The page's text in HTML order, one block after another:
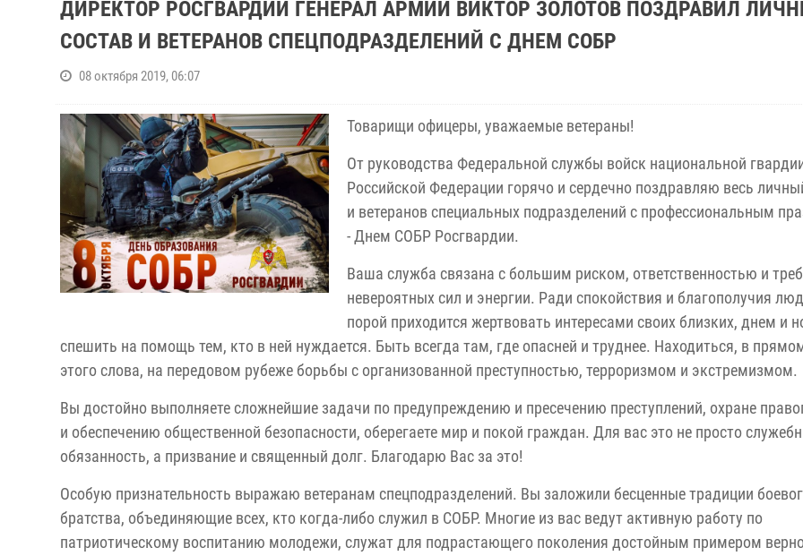
ДИРЕКТОР РОСГВАРДИИ ГЕНЕРАЛ АРМИИ ВИКТОР ЗОЛОТОВ ПОЗДРАВИЛ
СОСТАВ И ВЕТЕРАНОВ СПЕЦПОДРАЗДЕЛЕНИЙ С ДНЕМ СОБР
08 октября 2019, 06:07
Товарищи офицеры, уважаемые ветераны!
От руководства Федеральной службы войск национальной
Российской Федерации горячо и сердечно поздравляю весь
и ветеранов специальных подразделений с профессиональным
- Днем СОБР Росгвардии.
Ваша служба связана с большим риском, ответственностью и
невероятных сил и энергии. Ради спокойствия и благополучия
порой приходится жертвовать интересами своих близких, днем и
спешить на помощь тем, кто в ней нуждается. Быть всегда там, где опасней и труднее. Находиться, в
этого слова, на передовом рубеже борьбы с организованной преступностью, терроризмом и экстремизмом.
Вы достойно выполняете сложнейшие задачи по предупреждению и пресечению преступлений, охране
и обеспечению общественной безопасности, оберегаете мир и покой граждан. Для вас это не просто
обязанность, а призвание и священный долг. Благодарю Вас за это!
Особую признательность выражаю ветеранам спецподразделений. Вы заложили бесценные традиции
братства, объединяющие всех, кто когда-либо служил в СОБР. Многие из вас ведут активную работу по
патриотическому воспитанию молодежи, служат для подрастающего поколения достойным примером